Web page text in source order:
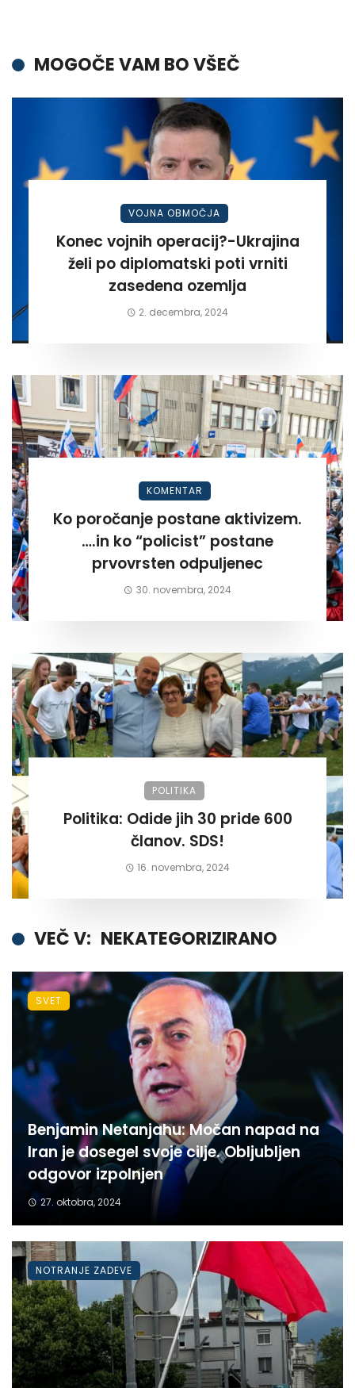
MOGOČE VAM BO VŠEČ
VOJNA OBMOČJA
Konec vojnih operacij?-Ukrajina
želi po diplomatski poti vrniti
zasedena ozemlja
2. decembra, 2024
KOMENTAR
Ko poročanje postane aktivizem.
….in ko “policist” postane
prvovrsten odpuljenec
30. novembra, 2024
POLITIKA
Politika: Odide jih 30 pride 600
članov. SDS!
16. novembra, 2024
VEČ V: NEKATEGORIZIRANO
Benjamin Netanjahu: Močan napad na
Iran je dosegel svoje cilje. Obljubljen
odgovor izpolnjen
27. oktobra, 2024
SVET
NOTRANJE ZADEVE